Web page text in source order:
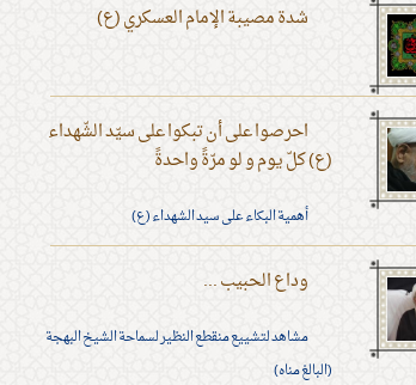
شدة مصيبة الإمام العسكري (ع)
احرصوا على أن تبكوا على سيّد الشّهداء
(ع) كلّ يوم و لو مرّةً واحدةً
أهمية البكاء على سيد الشهداء (ع)
وداع الحبيب ...
مشاهد لتشييع منقطع النظير لسماحة الشيخ البهجة
(البالغ مناه)